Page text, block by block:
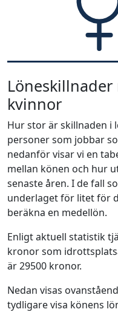
kvinnor
Hur stor är skillnaden i
personer som jobbar
nedanför visar vi en
mellan könen och hur
senaste åren. I de fall
underlaget för litet för
beräkna en medellön.
Enligt aktuell statistik
kronor som
är 29500 kronor.
Nedan visas
tydligare visa könens